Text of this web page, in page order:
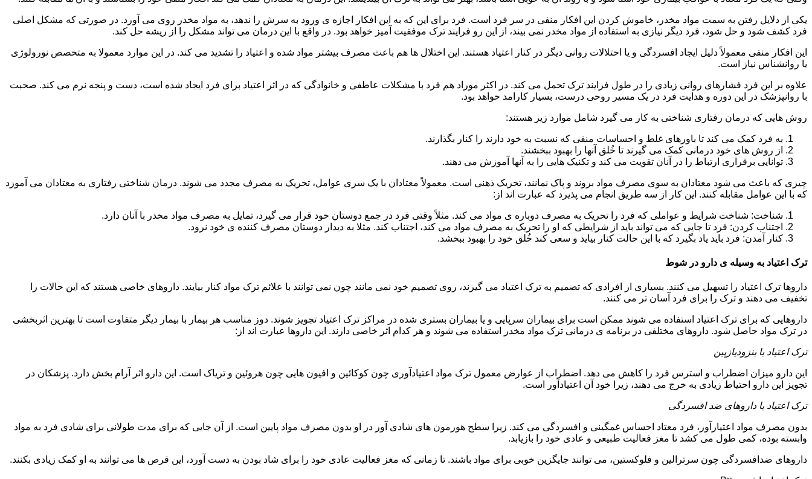
یکی از دلایل رفتن به سمت مواد مخدر، خاموش کردن این افکار منفی در سر فرد است. فرد برای این که به این افکار اجازه ی ورود به سرش را ندهد، به مواد مخدر روی می آورد. در صورتی که مشکل اصلی
فرد کشف شود و حل شود، فرد دیگر نیازی به استفاده از مواد مخدر نمی بیند، از این رو فرایند ترک موفقیت آمیز خواهد بود. در واقع با این درمان می تواند مشکل را از ریشه حل کند.
این افکار منفی معمولاً دلیل ایجاد افسردگی و یا اختلالات روانی دیگر در کنار اعتیاد هستند. این اختلال ها هم باعث مصرف بیشتر مواد شده و اعتیاد را تشدید می کند. در این موارد معمولا به متخصص نورولوژی
یا روانشناس نیاز است.
علاوه بر این فرد فشارهای روانی زیادی را در طول فرایند ترک تحمل می کند. در اکثر موراد هم فرد با مشکلات عاطفی و خانوادگی که در اثر اعتیاد برای فرد ایجاد شده است، دست و پنجه نرم می کند. صحبت
با روانپزشک در این دوره و هدایت فرد در یک مسیر روحی درست، بسیار کارامد خواهد بود.
روش هایی که درمان رفتاری شناختی به کار می گیرد شامل موارد زیر هستند:
به فرد کمک می کند تا باورهای غلط و احساسات منفی که نسبت به خود دارند را کنار بگذارند.
از روش های خود درمانی کمک می گیرند تا خُلق آنها را بهبود ببخشند.
توانایی برقراری ارتباط را در آنان تقویت می کند و تکنیک هایی را به آنها آموزش می دهند.
چیزی که باعث می شود معتادان به سوی مصرف مواد بروند و پاک نمانند، تحریک ذهنی است. معمولاً معتادان با یک سری عوامل، تحریک به مصرف مجدد می شوند. درمان شناختی رفتاری به معتادان می آموزد
که با این عوامل مقابله کنند. این کار از سه طریق انجام می پذیرد که عبارت اند از:
شناخت: شناخت شرایط و عواملی که فرد را تحریک به مصرف دوباره ی مواد می کند. مثلاً وقتی فرد در جمع دوستان خود قرار می گیرد، تمایل به مصرف مواد مخدر با آنان دارد.
اجتناب کردن: فرد تا جایی که می تواند باید از شرایطی که او را تحریک به مصرف مواد می کند، اجتناب کند. مثلا به دیدار دوستان مصرف کننده ی خود نرود.
کنار آمدن: فرد باید یاد بگیرد که با این حالت کنار بیاید و سعی کند خُلق خود را بهبود ببخشد.
ترک اعتیاد به وسیله ی دارو در شوط
داروها ترک اعتیاد را تسهیل می کنند. بسیاری از افرادی که تصمیم به ترک اعتیاد می گیرند، روی تصمیم خود نمی مانند چون نمی توانند با علائم ترک مواد کنار بیایند. داروهای خاصی هستند که این حالات را
تخفیف می دهند و ترک را برای فرد آسان تر می کنند.
داروهایی که برای ترک اعتیاد استفاده می شوند ممکن است برای بیماران سرپایی و یا بیماران بستری شده در مراکز ترک اعتیاد تجویز شوند. دوز مناسب هر بیمار با بیمار دیگر متفاوت است تا بهترین اثربخشی
در ترک مواد حاصل شود. داروهای مختلفی در برنامه ی درمانی ترک مواد مخدر استفاده می شوند و هر کدام اثر خاصی دارند. این داروها عبارت اند از:
ترک اعتیاد با بنزودیازپین
این دارو میزان اضطراب و استرس فرد را کاهش می دهد. اضطراب از عوارض معمول ترک مواد اعتیادآوری چون کوکائین و افیون هایی چون هروئین و تریاک است. این دارو اثر آرام بخش دارد. پزشکان در
تجویز این دارو احتیاط زیادی به خرج می دهند، زیرا خود آن اعتیادآور است.
ترک اعتیاد با داروهای ضد افسردگی
بدون مصرف مواد اعتیارآور، فرد معتاد احساس غمگینی و افسردگی می کند. زیرا سطح هورمون های شادی آور در او بدون مصرف مواد پایین است. از آن جایی که برای مدت طولانی برای شادی فرد به مواد
وابسته بوده، کمی طول می کشد تا مغز فعالیت طبیعی و عادی خود را بازیابد.
داروهای ضدافسردگی چون سرترالین و فلوکستین، می توانند جایگزین خوبی برای مواد باشند. تا زمانی که مغز فعالیت عادی خود را برای شاد بودن به دست آورد، این قرص ها می توانند به او کمک زیادی بکنند.